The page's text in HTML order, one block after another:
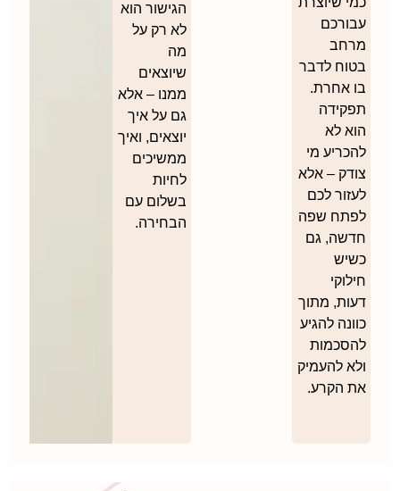
עבורכם
מרחב
בטוח לדבר
בו אחרת.
תפקידה
הוא לא
להכריע מי
צודק – אלא
לעזור לכם
לפתח שפה
חדשה, גם
כשיש
חילוקי
דעות, מתוך
כוונה להגיע
להסכמות
ולא להעמיק
את הקרע.
הגישור הוא
לא רק על
מה
שיוצאים
ממנו – אלא
גם על איך
יוצאים, ואיך
ממשיכים
לחיות
בשלום עם
הבחירה.